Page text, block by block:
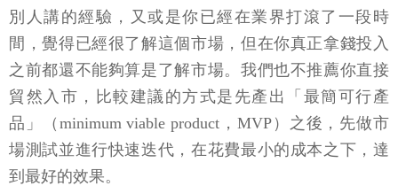
別人講的經驗，又或是你已經在業界打滾了一段時
間，覺得已經很了解這個市場，但在你真正拿錢投入
之前都還不能夠算是了解市場。我們也不推薦你直接
貿然入市，比較建議的方式是先產出「最簡可行產
品」（minimum viable product，MVP）之後，先做市
場測試並進行快速迭代，在花費最小的成本之下，達
到最好的效果。